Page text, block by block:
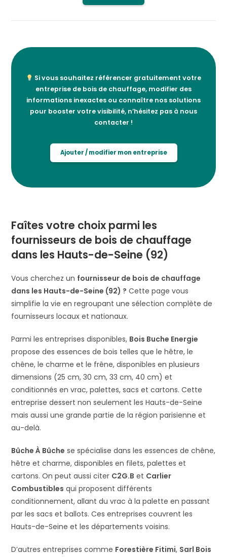
Si vous souhaitez référencer gratuitement votre
entreprise de bois de chauffage, modifier des
informations inexactes ou connaître nos solutions
pour booster votre visibilité, n’hésitez pas à nous
contacter !
Ajouter / modifier mon entreprise
Faîtes votre choix parmi les
fournisseurs de bois de chauffage
dans les Hauts-de-Seine (92)
Vous cherchez un fournisseur de bois de chauffage
dans les Hauts-de-Seine (92) ? Cette page vous
simplifie la vie en regroupant une sélection complète de
fournisseurs locaux et nationaux.
Parmi les entreprises disponibles, Bois Buche Energie
propose des essences de bois telles que le hêtre, le
chêne, le charme et le frêne, disponibles en plusieurs
dimensions (25 cm, 30 cm, 33 cm, 40 cm) et
conditionnés en vrac, palettes, sacs et cartons. Cette
entreprise dessert non seulement les Hauts-de-Seine
mais aussi une grande partie de la région parisienne et
au-delà.
Bûche À Bûche se spécialise dans les essences de chêne,
hêtre et charme, disponibles en filets, palettes et
cartons. On peut aussi citer C2G.B et Carlier
Combustibles qui proposent différents
conditionnement, allant du vrac à la palette en passant
par les sacs et ballots. Ces entreprises couvrent les
Hauts-de-Seine et les départements voisins.
D’autres entreprises comme Forestière Fitimi, Sarl Bois